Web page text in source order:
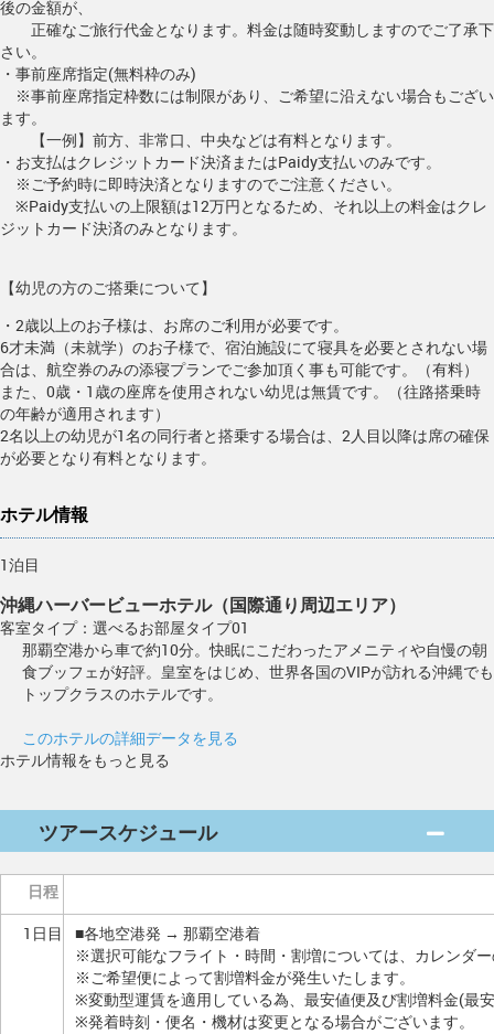
後の金額が、
正確なご旅行代金となります。料金は随時変動しますのでご了承下
さい。
・事前座席指定(無料枠のみ)
※事前座席指定枠数には制限があり、ご希望に沿えない場合もござい
ます。
【一例】前方、非常口、中央などは有料となります。
・お支払はクレジットカード決済またはPaidy支払いのみです。
※ご予約時に即時決済となりますのでご注意ください。
※Paidy支払いの上限額は12万円となるため、それ以上の料金はクレ
ジットカード決済のみとなります。
【幼児の方のご搭乗について】
・2歳以上のお子様は、お席のご利用が必要です。
6才未満（未就学）のお子様で、宿泊施設にて寝具を必要とされない場
合は、航空券のみの添寝プランでご参加頂く事も可能です。（有料）
また、0歳・1歳の座席を使用されない幼児は無賃です。（往路搭乗時
の年齢が適用されます）
2名以上の幼児が1名の同行者と搭乗する場合は、2人目以降は席の確保
が必要となり有料となります。
ホテル情報
1泊目
沖縄ハーバービューホテル（国際通り周辺エリア）
客室タイプ：選べるお部屋タイプ01
那覇空港から車で約10分。快眠にこだわったアメニティや自慢の朝
食ブッフェが好評。皇室をはじめ、世界各国のVIPが訪れる沖縄でも
トップクラスのホテルです。
このホテルの詳細データを見る
ホテル情報をもっと見る
ツアースケジュール
日程
1日目
■各地空港発 → 那覇空港着
※選択可能なフライト・時間・割増については、カレンダ
※ご希望便によって割増料金が発生いたします。
※変動型運賃を適用している為、最安値便及び割増料金(最
※発着時刻・便名・機材は変更となる場合がございます。